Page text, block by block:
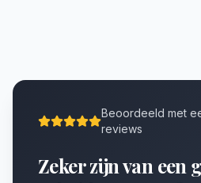
Beoordeeld met
reviews
Zeker zijn van een